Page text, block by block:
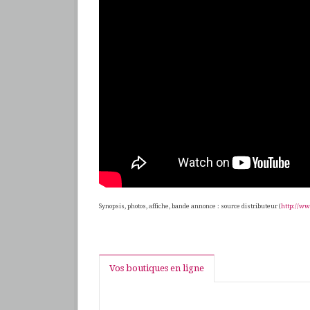
Synopsis, photos, affiche, bande annonce : source distributeur (http://
Vos boutiques en ligne